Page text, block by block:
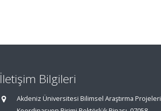
İletişim Bilgileri
Akdeniz Üniversitesi Bilimsel Araştırma Projeleri